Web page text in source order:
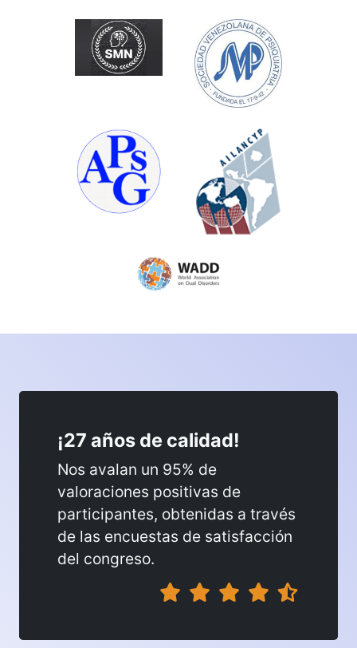
¡27 años de calidad!
Nos avalan un 95% de
valoraciones positivas de
participantes, obtenidas a través
de las encuestas de satisfacción
del congreso.